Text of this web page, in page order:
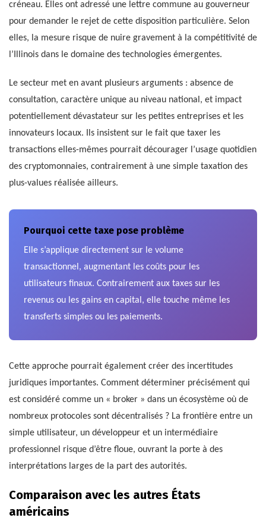
créneau. Elles ont adressé une lettre commune au gouverneur
pour demander le rejet de cette disposition particulière. Selon
elles, la mesure risque de nuire gravement à la compétitivité de
l’Illinois dans le domaine des technologies émergentes.
Le secteur met en avant plusieurs arguments : absence de
consultation, caractère unique au niveau national, et impact
potentiellement dévastateur sur les petites entreprises et les
innovateurs locaux. Ils insistent sur le fait que taxer les
transactions elles-mêmes pourrait décourager l’usage quotidien
des cryptomonnaies, contrairement à une simple taxation des
plus-values réalisée ailleurs.
Pourquoi cette taxe pose problème
Elle s’applique directement sur le volume
transactionnel, augmentant les coûts pour les
utilisateurs finaux. Contrairement aux taxes sur les
revenus ou les gains en capital, elle touche même les
transferts simples ou les paiements.
Cette approche pourrait également créer des incertitudes
juridiques importantes. Comment déterminer précisément qui
est considéré comme un « broker » dans un écosystème où de
nombreux protocoles sont décentralisés ? La frontière entre un
simple utilisateur, un développeur et un intermédiaire
professionnel risque d’être floue, ouvrant la porte à des
interprétations larges de la part des autorités.
Comparaison avec les autres États
américains